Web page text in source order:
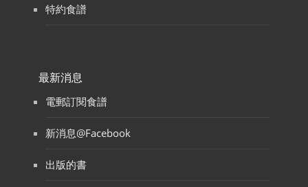
特約食譜
最新消息
電郵訂閱食譜
新消息@Facebook
出版的書